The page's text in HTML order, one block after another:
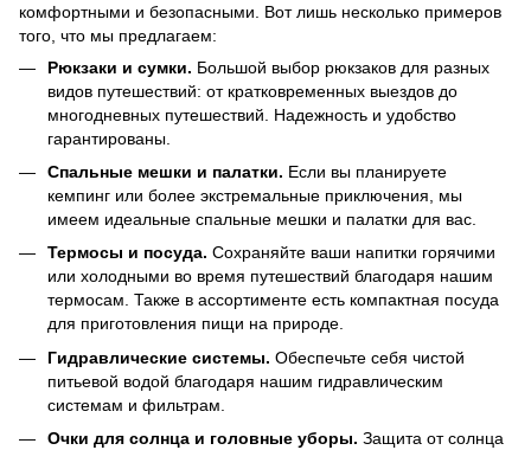
комфортными и безопасными. Вот лишь несколько примеров
того, что мы предлагаем:
Рюкзаки и сумки. Большой выбор рюкзаков для разных
видов путешествий: от кратковременных выездов до
многодневных путешествий. Надежность и удобство
гарантированы.
Спальные мешки и палатки. Если вы планируете
кемпинг или более экстремальные приключения, мы
имеем идеальные спальные мешки и палатки для вас.
Термосы и посуда. Сохраняйте ваши напитки горячими
или холодными во время путешествий благодаря нашим
термосам. Также в ассортименте есть компактная посуда
для приготовления пищи на природе.
Гидравлические системы. Обеспечьте себя чистой
питьевой водой благодаря нашим гидравлическим
системам и фильтрам.
Очки для солнца и головные уборы. Защита от солнца